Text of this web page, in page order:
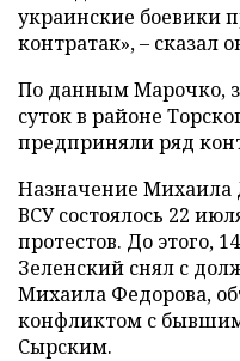
украинские боевики
контратак», – сказал
По данным Марочко,
суток в районе
предприняли ряд
Назначение Михаила
ВСУ состоялось 22
протестов. До этого,
Зеленский снял с
Михаила Федорова,
конфликтом с
Сырским.